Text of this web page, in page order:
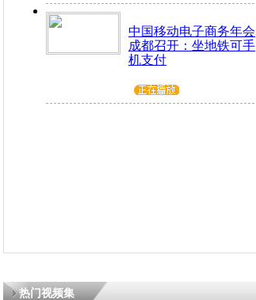
中国移动电子商务年会
成都召开：坐地铁可手
机支付
热门视频集